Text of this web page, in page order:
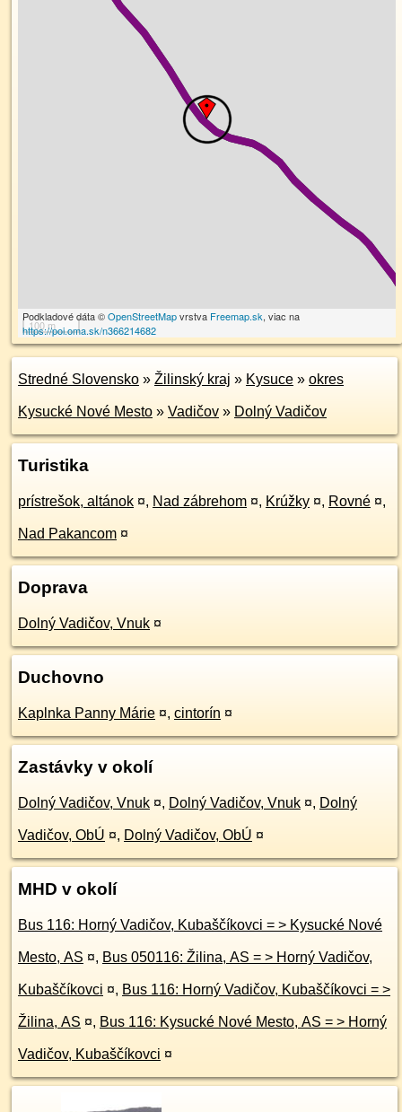
100 m
Podkladové dáta ©OpenStreetMapvrstva Freemap.sk, viac na
https://poi.oma.sk/n366214682
Stredné Slovensko » Žilinský kraj » Kysuce » okres
Kysucké Nové Mesto » Vadičov » Dolný Vadičov
Turistika
prístrešok, altánok ¤, Nad zábrehom ¤, Krúžky ¤, Rovné ¤,
Nad Pakancom ¤
Doprava
Dolný Vadičov, Vnuk ¤
Duchovno
Kaplnka Panny Márie ¤, cintorín ¤
Zastávky v okolí
Dolný Vadičov, Vnuk ¤, Dolný Vadičov, Vnuk ¤, Dolný
Vadičov, ObÚ ¤, Dolný Vadičov, ObÚ ¤
MHD v okolí
Bus 116: Horný Vadičov, Kubaščíkovci = > Kysucké Nové
Mesto, AS ¤, Bus 050116: Žilina, AS = > Horný Vadičov,
Kubaščíkovci ¤, Bus 116: Horný Vadičov, Kubaščíkovci = >
Žilina, AS ¤, Bus 116: Kysucké Nové Mesto, AS = > Horný
Vadičov, Kubaščíkovci ¤